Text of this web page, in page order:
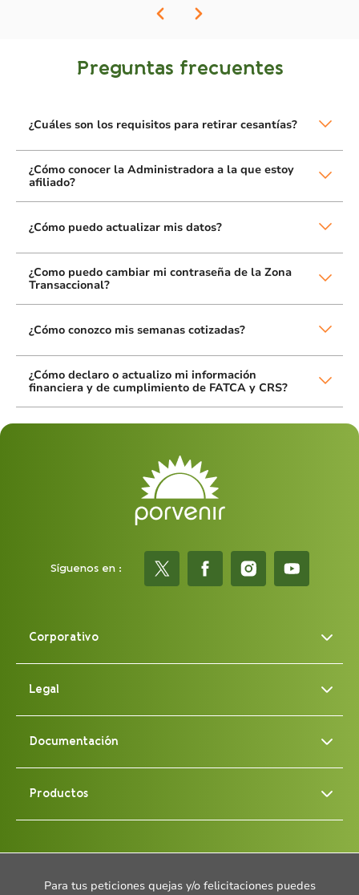
Preguntas frecuentes
¿Cuáles son los requisitos para retirar cesantías?
¿Cómo conocer la Administradora a la que estoy
afiliado?
¿Cómo puedo actualizar mis datos?
¿Como puedo cambiar mi contraseña de la Zona
Transaccional?
¿Cómo conozco mis semanas cotizadas?
¿Cómo declaro o actualizo mi información
financiera y de cumplimiento de FATCA y CRS?
Síguenos en :
Corporativo
Legal
Documentación
Productos
Para tus peticiones quejas y/o felicitaciones puedes